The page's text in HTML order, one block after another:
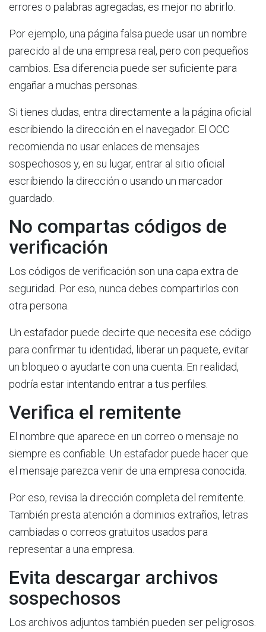
errores o palabras agregadas, es mejor no abrirlo.
Por ejemplo, una página falsa puede usar un nombre
parecido al de una empresa real, pero con pequeños
cambios. Esa diferencia puede ser suficiente para
engañar a muchas personas.
Si tienes dudas, entra directamente a la página oficial
escribiendo la dirección en el navegador. El OCC
recomienda no usar enlaces de mensajes
sospechosos y, en su lugar, entrar al sitio oficial
escribiendo la dirección o usando un marcador
guardado.
No compartas códigos de
verificación
Los códigos de verificación son una capa extra de
seguridad. Por eso, nunca debes compartirlos con
otra persona.
Un estafador puede decirte que necesita ese código
para confirmar tu identidad, liberar un paquete, evitar
un bloqueo o ayudarte con una cuenta. En realidad,
podría estar intentando entrar a tus perfiles.
Verifica el remitente
El nombre que aparece en un correo o mensaje no
siempre es confiable. Un estafador puede hacer que
el mensaje parezca venir de una empresa conocida.
Por eso, revisa la dirección completa del remitente.
También presta atención a dominios extraños, letras
cambiadas o correos gratuitos usados para
representar a una empresa.
Evita descargar archivos
sospechosos
Los archivos adjuntos también pueden ser peligrosos.